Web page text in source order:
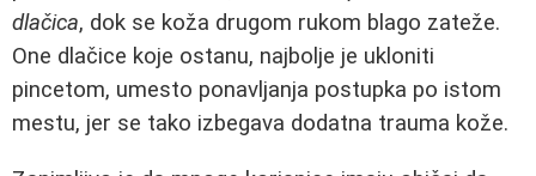
dlačica, dok se koža drugom rukom blago zateže.
One dlačice koje ostanu, najbolje je ukloniti
pincetom, umesto ponavljanja postupka po istom
mestu, jer se tako izbegava dodatna trauma kože.